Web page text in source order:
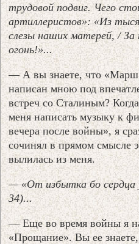
трудовой подвиг. Чего
артиллеристов»: «Из
слезы наших матерей, / За
огонь!»...
— А вы знаете, что «Марш
написан мною под
встреч со Сталиным?
меня написать музыку к
вечера после войны», я
сочинял в прямом смысле
вылилась из меня.
— «От избытка бо
34)...
— Еще во время войны я
«Прощание». Вы ее